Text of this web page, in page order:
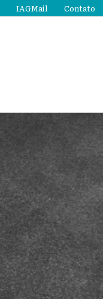
IAGMail Contato